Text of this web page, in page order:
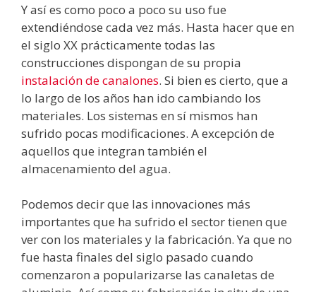
Y así es como poco a poco su uso fue
extendiéndose cada vez más. Hasta hacer que en
el siglo XX prácticamente todas las
construcciones dispongan de su propia
instalación de canalones. Si bien es cierto, que a
lo largo de los años han ido cambiando los
materiales. Los sistemas en sí mismos han
sufrido pocas modificaciones. A excepción de
aquellos que integran también el
almacenamiento del agua.
Podemos decir que las innovaciones más
importantes que ha sufrido el sector tienen que
ver con los materiales y la fabricación. Ya que no
fue hasta finales del siglo pasado cuando
comenzaron a popularizarse las canaletas de